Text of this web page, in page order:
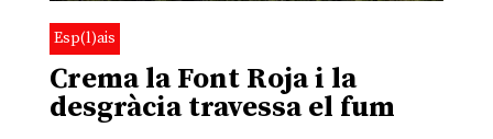
Esp(l)ais
Crema la Font Roja i la
desgràcia travessa el fum